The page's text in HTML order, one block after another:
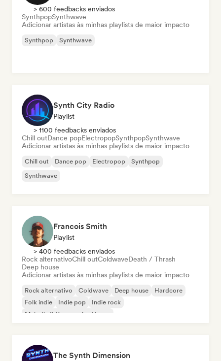
> 600 feedbacks enviados
SynthpopSynthwave
Adicionar artistas às minhas playlists de maior impacto
Synthpop Synthwave
Synth City Radio
Playlist
> 1100 feedbacks enviados
Chill outDance popElectropopSynthpopSynthwave
Adicionar artistas às minhas playlists de maior impacto
Chill out Dance pop Electropop
Synthpop
Synthwave
Francois Smith
Playlist
> 400 feedbacks enviados
Rock alternativoChill outColdwaveDeath / Thrash
Deep house
Adicionar artistas às minhas playlists de maior impacto
Rock alternativo Coldwave Deep house
Hardcore
Folk indie
Indie pop
Indie rock
Melodic & Progressive House
The Synth Dimension